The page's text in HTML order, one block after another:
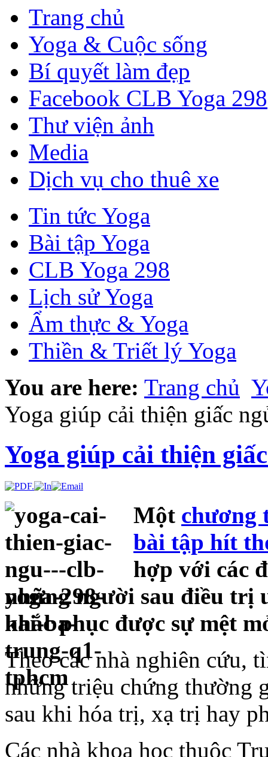
Trang chủ
Yoga & Cuộc sống
Bí quyết làm đẹp
Facebook CLB Yoga 298
Thư viện ảnh
Media
Dịch vụ cho thuê xe
Tin tức Yoga
Bài tập Yoga
CLB Yoga 298
Lịch sử Yoga
Ẩm thực & Yoga
Thiền & Triết lý Yoga
You are here: Trang chủ
Yoga giúp cải thiện giấc
Yoga giúp cải thiện
Một chương
bài tập hít
hợp với các
những người sau điều trị
khắc phục được sự mệt
Theo các nhà nghiên cứu,
những triệu chứng thường
sau khi hóa trị, xạ trị hay
Các nhà khoa học thuộc